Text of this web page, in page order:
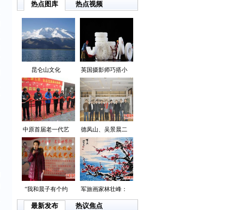
热点图库 热点视频
昆仑山文化 英国摄影师巧搭小
中原首届老一代艺 德凤山、吴景晨二
“我和晨子有个约 军旅画家林壮峰：
最新发布 热议焦点